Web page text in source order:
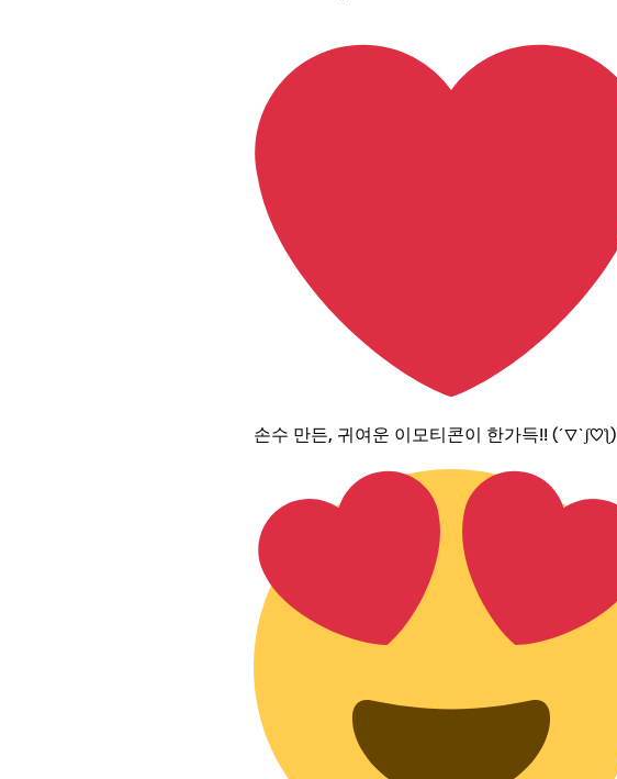
손수 만든, 귀여운 이모티콘이 한가득!! (´▽`ʃ♡ƪ)